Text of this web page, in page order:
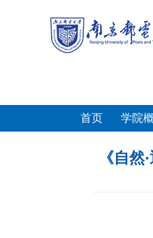
首页 学院
《自